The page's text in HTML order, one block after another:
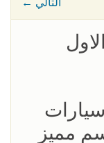
← التالي
مميز